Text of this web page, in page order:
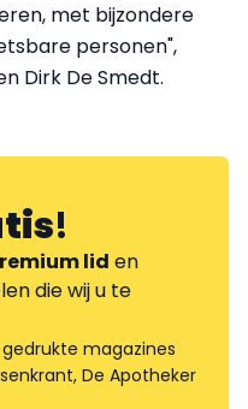
met bijzondere
personen",
Dirk De Smedt.
!
lid en
die wij u te
magazines
De Apotheker